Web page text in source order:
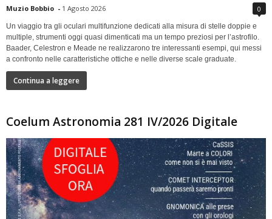
Muzio Bobbio - 1 Agosto 2026 0
Un viaggio tra gli oculari multifunzione dedicati alla misura di stelle doppie e
multiple, strumenti oggi quasi dimenticati ma un tempo preziosi per l’astrofilo.
Baader, Celestron e Meade ne realizzarono tre interessanti esempi, qui messi
a confronto nelle caratteristiche ottiche e nelle diverse scale graduate.
Continua a leggere
Coelum Astronomia 281 IV/2026 Digitale